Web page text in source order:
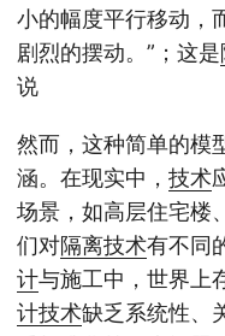
小的幅度平行移动，
剧烈的摆动。”；这是
说
然而，这种简单的模
涵。在现实中， 技术
场景，如高层住宅楼
们对隔离技术有不同
计与施工中，世界上
计技术缺乏系统性、